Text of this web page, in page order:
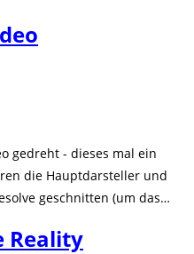
gedreht - dieses mal ein
die Hauptdarsteller und
geschnitten (um das…
Reality